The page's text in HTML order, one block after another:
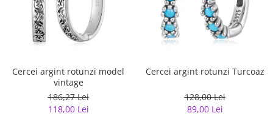
Cercei argint rotunzi model
vintage
186,27 Lei
118,00 Lei
Cercei argint rotunzi Turcoaz
128,00 Lei
89,00 Lei